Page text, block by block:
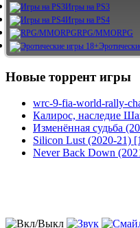
Игры на PS3
Игры на PS4
RPG/MMORPG
Новые торрент игры
wrc-9-fia-world-rally-
Калирос, наследие
Изменённая судьба
Silicon Lust (2020-21)
Never Back Down